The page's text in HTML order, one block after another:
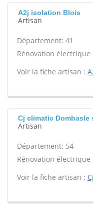
A2j isolation Blois
Artisan
Département: 41
Rénovation
Voir la fiche artisan :
Cj climatic Dombasle
Artisan
Département: 54
Rénovation
Voir la fiche artisan :